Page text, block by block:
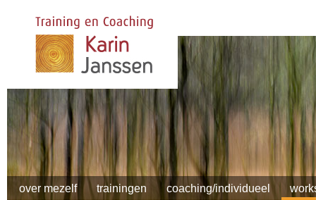
over mezelf trainingen coaching/individueel